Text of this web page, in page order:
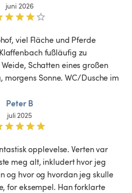
juni 2026
viel Fläche und Pferde
fußläufig zu
Schatten eines großen
Sonne. WC/Dusche im
Peter B
juli 2025
opplevelse. Verten var
meg alt, inkludert hvor jeg
og hvor og hvordan jeg skulle
for eksempel. Han forklarte